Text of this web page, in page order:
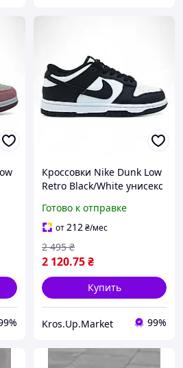
Кроссовки Nike Dunk Low
Retro Black/White унисекс
Данк Лоу Ретро Черные/
Белые 39
Готово к отправке
от212₴/мес
2 120.75₴
2 495 ₴
Купить
Kros.Up.Market 99%